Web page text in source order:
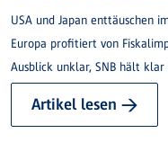
USA und Japan enttäuschen
Europa profitiert von
Ausblick unklar, SNB hält
Artikel lesen →